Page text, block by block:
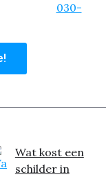
030-
Wat kost een
schilder in